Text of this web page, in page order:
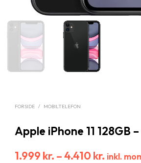
FORSIDE / MOBILTELEFON
Apple iPhone 11 128GB
1.999 kr. –4.410 kr. inkl.